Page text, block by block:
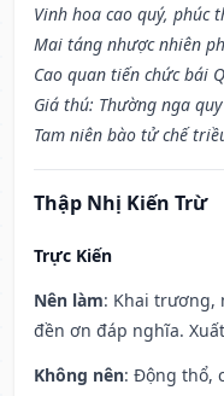
Vinh hoa cao quý, phúc
Mai táng nhược nhiên
Cao quan tiến chức bái
Giá thú: Thường nga
Tam niên bào tử chế
Thập Nhị Kiến Trừ
Trực Kiến
Nên làm: Khai trương,
đền ơn đáp nghĩa.
Không nên: Động thổ,